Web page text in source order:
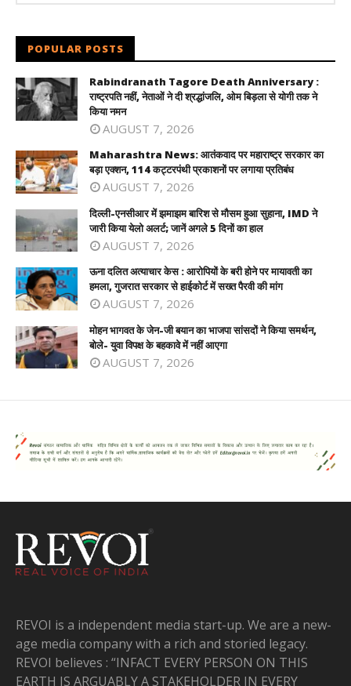
POPULAR POSTS
Rabindranath Tagore Death Anniversary :
राष्ट्रपति नहीं, नेताओं ने दी श्रद्धांजलि, ओम बिड़ला से योगी तक ने
किया नमन
AUGUST 7, 2026
Maharashtra News: आतंकवाद पर महाराष्ट्र सरकार का
बड़ा एक्शन, 114 कट्टरपंथी प्रकाशनों पर लगाया प्रतिबंध
AUGUST 7, 2026
दिल्ली-एनसीआर में झमाझम बारिश से मौसम हुआ सुहाना, IMD ने
जारी किया येलो अलर्ट; जानें अगले 5 दिनों का हाल
AUGUST 7, 2026
ऊना दलित अत्याचार केस : आरोपियों के बरी होने पर मायावती का
हमला, गुजरात सरकार से हाईकोर्ट में सख्त पैरवी की मांग
AUGUST 7, 2026
मोहन भागवत के जेन-जी बयान का भाजपा सांसदों ने किया समर्थन,
बोले- युवा विपक्ष के बहकावे में नहीं आएगा
AUGUST 7, 2026
REVOI is a independent media start-up. We are a new-
age media company with a rich and storied legacy.
REVOI believes : “INFACT EVERY PERSON ON THIS
EARTH IS ARGUABLY A STAKEHOLDER IN EVERY